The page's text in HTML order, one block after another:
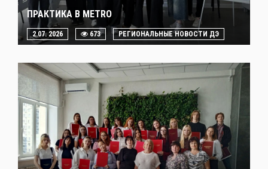
ПРАКТИКА В METRO
2.07. 2026 673 РЕГИОНАЛЬНЫЕ НОВОСТИ ДЭ